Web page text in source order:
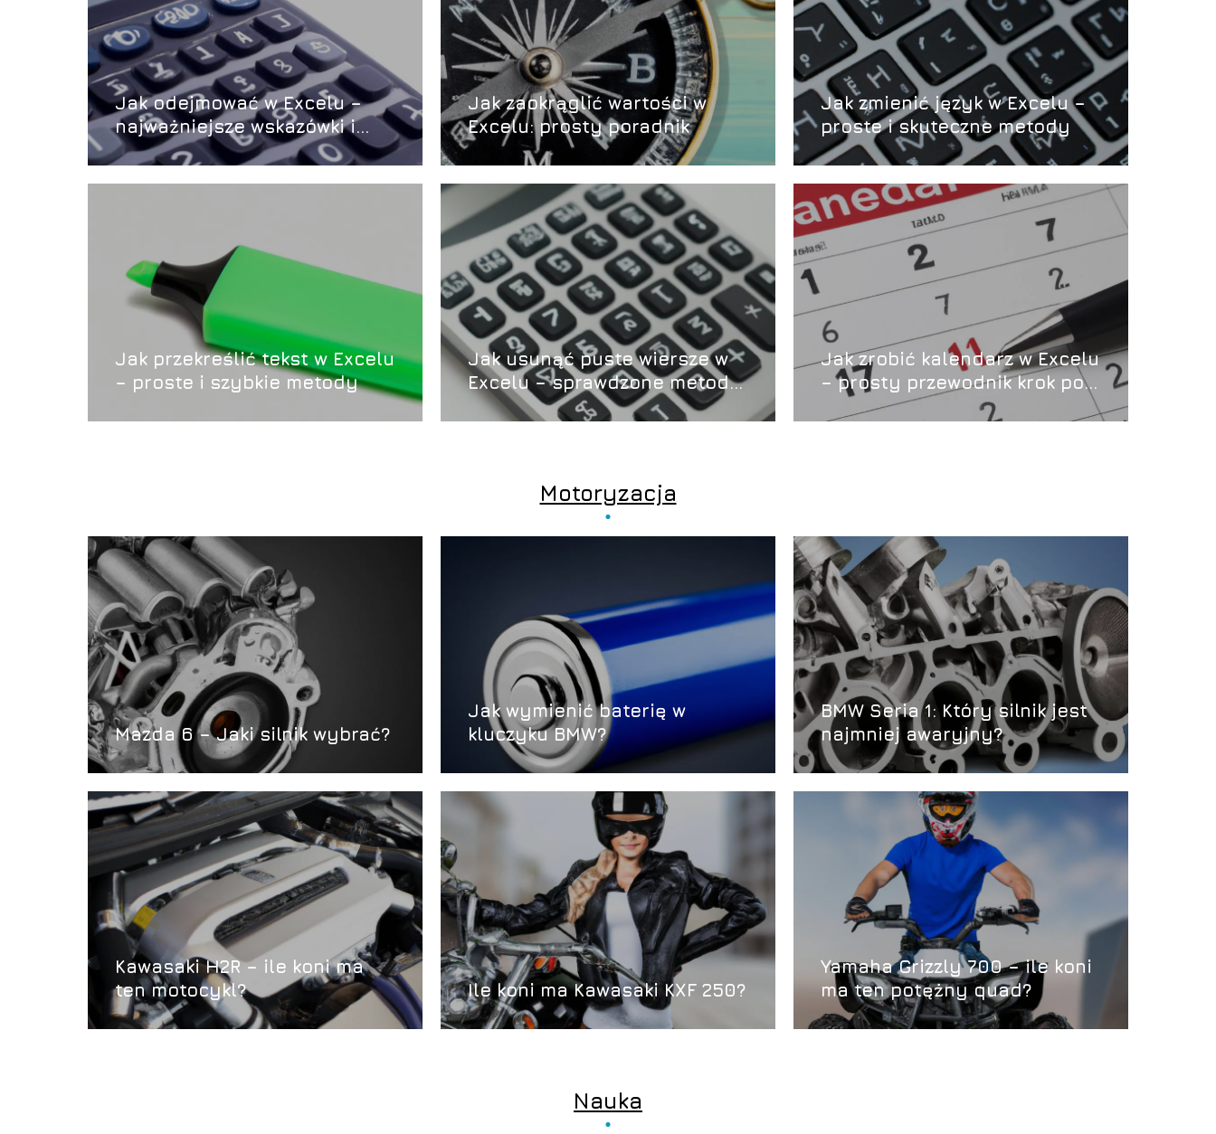
Jak odejmować w Excelu –
najważniejsze wskazówki i
triki
Jak zaokrąglić wartości w
Excelu: prosty poradnik
Jak zmienić język w Excelu –
proste i skuteczne metody
Jak przekreślić tekst w Excelu
– proste i szybkie metody
Jak usunąć puste wiersze w
Excelu – sprawdzone metody
i wskazówki
Jak zrobić kalendarz w Excelu
– prosty przewodnik krok po
kroku
Motoryzacja
Mazda 6 – Jaki silnik wybrać?
Jak wymienić baterię w
kluczyku BMW?
BMW Seria 1: Który silnik jest
najmniej awaryjny?
Kawasaki H2R – ile koni ma
ten motocykl?
Ile koni ma Kawasaki KXF 250?
Yamaha Grizzly 700 – ile koni
ma ten potężny quad?
Nauka